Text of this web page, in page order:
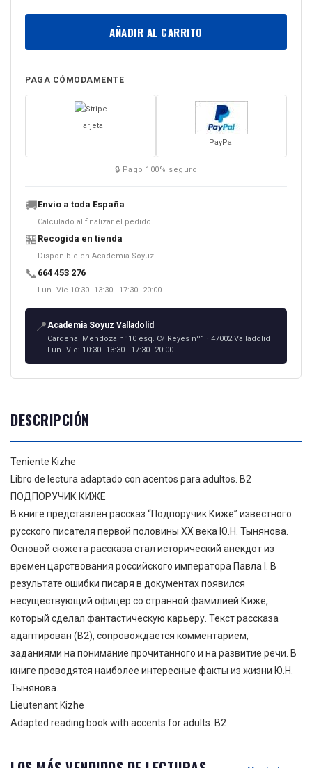
AÑADIR AL CARRITO
PAGA CÓMODAMENTE
Tarjeta
PayPal
🔒 Pago 100% seguro
🚚Envío a toda España
Calculado al finalizar el pedido
🏪 Recogida en tienda
Disponible en Academia Soyuz
📞 664 453 276
Lun–Vie 10:30–13:30 · 17:30–20:00
📍Academia Soyuz Valladolid
Cardenal Mendoza nº10 esq. C/ Reyes nº1 · 47002 Valladolid
Lun–Vie: 10:30–13:30 · 17:30–20:00
DESCRIPCIÓN
Teniente Kizhe
Libro de lectura adaptado con acentos para adultos. B2
ПОДПОРУЧИК КИЖЕ
В книге представлен рассказ “Подпоручик Киже” известного
русского писателя первой половины XX века Ю.Н. Тынянова.
Основой сюжета рассказа стал исторический анекдот из
времен царствования российского императора Павла I. В
результате ошибки писаря в документах появился
несуществующий офицер со странной фамилией Киже,
который сделал фантастическую карьеру. Текст рассказа
адаптирован (B2), сопровождается комментарием,
заданиями на понимание прочитанного и на развитие речи. В
книге проводятся наиболее интересные факты из жизни Ю.Н.
Тынянова.
Lieutenant Kizhe
Adapted reading book with accents for adults. B2